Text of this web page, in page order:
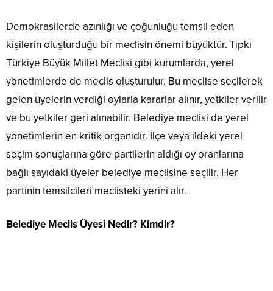
Demokrasilerde azınlığı ve çoğunluğu temsil eden
kişilerin oluşturduğu bir meclisin önemi büyüktür. Tıpkı
Türkiye Büyük Millet Meclisi gibi kurumlarda, yerel
yönetimlerde de meclis oluşturulur. Bu meclise seçilerek
gelen üyelerin verdiği oylarla kararlar alınır, yetkiler verilir
ve bu yetkiler geri alınabilir. Belediye meclisi de yerel
yönetimlerin en kritik organıdır. İlçe veya ildeki yerel
seçim sonuçlarına göre partilerin aldığı oy oranlarına
bağlı sayıdaki üyeler belediye meclisine seçilir. Her
partinin temsilcileri meclisteki yerini alır.
Belediye Meclis Üyesi Nedir? Kimdir?